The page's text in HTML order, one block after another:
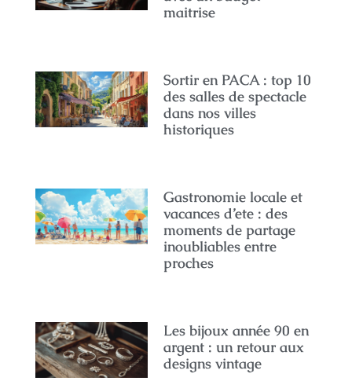
maitrise
Sortir en PACA : top 10
des salles de spectacle
dans nos villes
historiques
Gastronomie locale et
vacances d’ete : des
moments de partage
inoubliables entre
proches
Les bijoux année 90 en
argent : un retour aux
designs vintage